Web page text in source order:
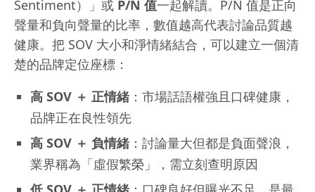
Sentiment）」或 P/N 值一起解讀。P/N 值是正向
聲量和負向聲量的比率，數值越高代表討論品質越
健康。把 SOV 大小和淨情緒結合，可以建立一個清
楚的品牌定位座標：
高 SOV ＋ 正情緒：市場話語權強且口碑健康，
品牌正在良性領先
高 SOV ＋ 負情緒：討論量大但都是負面聲浪，
業界稱為「虛假繁榮」，需立刻查明原因